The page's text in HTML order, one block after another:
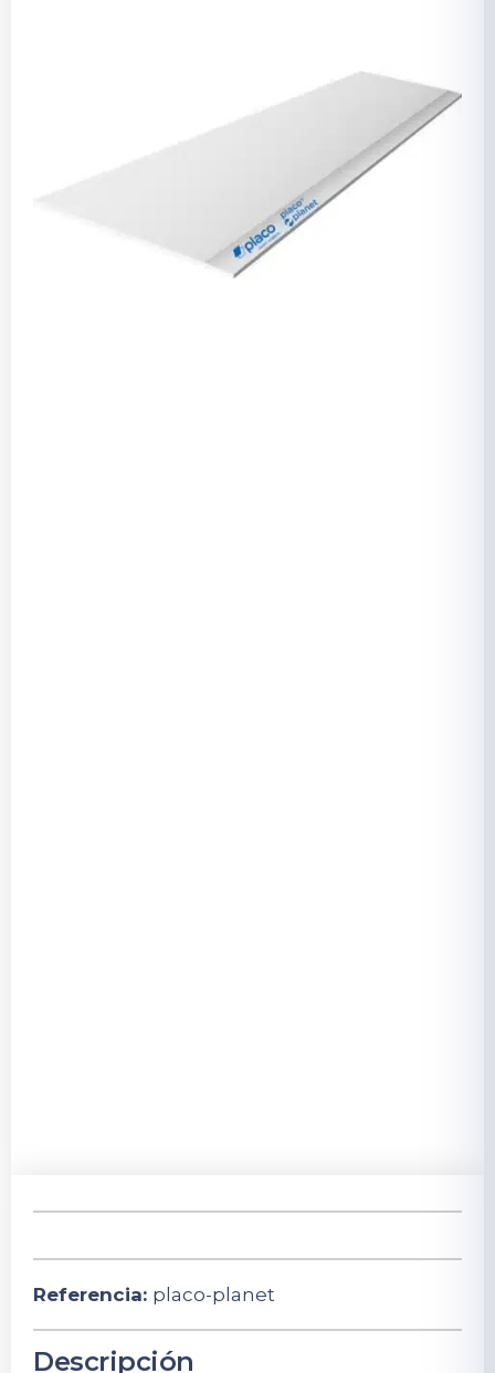
Referencia: placo-planet
Descripción